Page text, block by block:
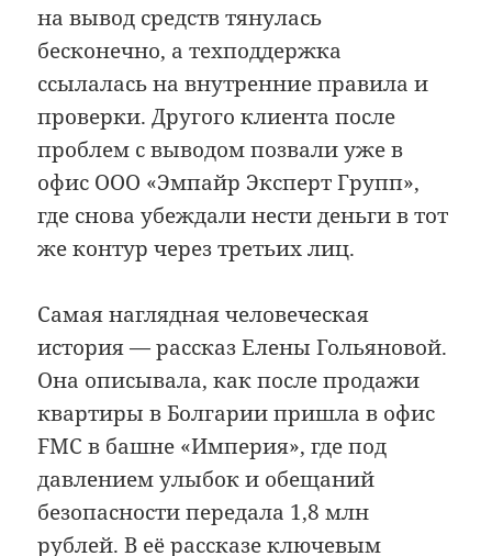
на вывод средств тянулась
бесконечно, а техподдержка
ссылалась на внутренние правила и
проверки. Другого клиента после
проблем с выводом позвали уже в
офис ООО «Эмпайр Эксперт Групп»,
где снова убеждали нести деньги в тот
же контур через третьих лиц.
Самая наглядная человеческая
история — рассказ Елены Гольяновой.
Она описывала, как после продажи
квартиры в Болгарии пришла в офис
FMC в башне «Империя», где под
давлением улыбок и обещаний
безопасности передала 1,8 млн
рублей. В её рассказе ключевым